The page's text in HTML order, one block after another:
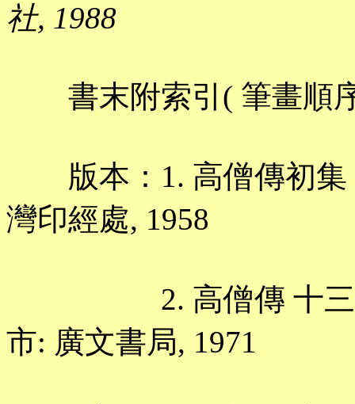
社, 1988
書末附索引( 筆畫順
版本：1. 高僧傳初集
灣印經處, 1958
2. 高僧傳 十三卷/
市: 廣文書局, 1971